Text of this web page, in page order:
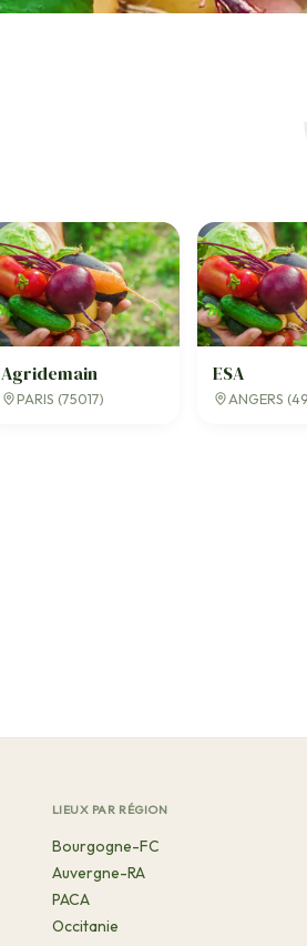
Agridemain
PARIS (75017)
ESA
ANGERS
LIEUX PAR RÉGION
Bourgogne-FC
Auvergne-RA
PACA
Occitanie